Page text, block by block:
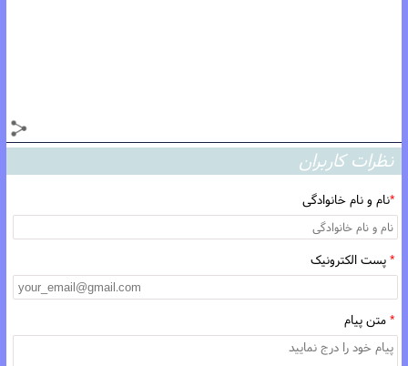
نظرات کاربران
*نام و نام خانوادگی
* پست الکترونیک
* متن پیام